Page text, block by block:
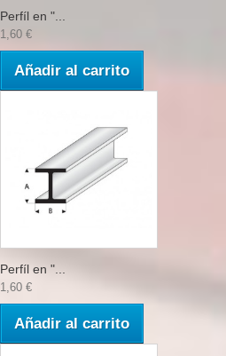
Perfíl en "...
1,60 €
Añadir al carrito
Perfíl en "...
1,60 €
Añadir al carrito